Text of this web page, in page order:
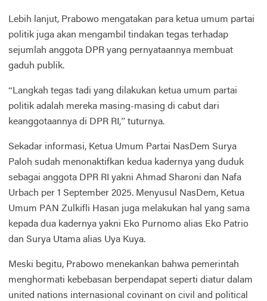
Lebih lanjut, Prabowo mengatakan para ketua umum partai
politik juga akan mengambil tindakan tegas terhadap
sejumlah anggota DPR yang pernyataannya membuat
gaduh publik.
“Langkah tegas tadi yang dilakukan ketua umum partai
politik adalah mereka masing-masing di cabut dari
keanggotaannya di DPR RI,” tuturnya.
Sekadar informasi, Ketua Umum Partai NasDem Surya
Paloh sudah menonaktifkan kedua kadernya yang duduk
sebagai anggota DPR RI yakni Ahmad Sharoni dan Nafa
Urbach per 1 September 2025. Menyusul NasDem, Ketua
Umum PAN Zulkifli Hasan juga melakukan hal yang sama
kepada dua kadernya yakni Eko Purnomo alias Eko Patrio
dan Surya Utama alias Uya Kuya.
Meski begitu, Prabowo menekankan bahwa pemerintah
menghormati kebebasan berpendapat seperti diatur dalam
united nations internasional covinant on civil and political